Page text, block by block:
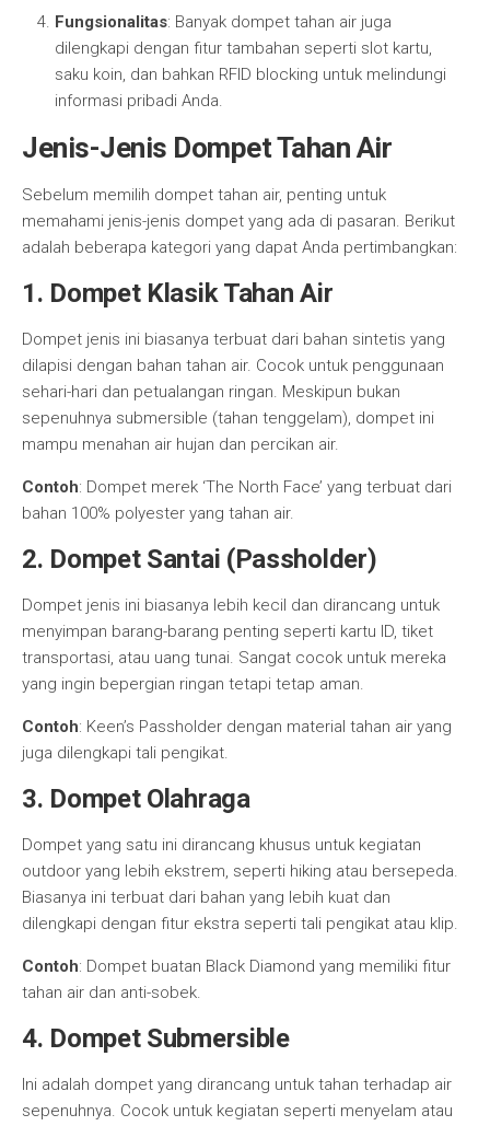
Fungsionalitas: Banyak dompet tahan air juga
dilengkapi dengan fitur tambahan seperti slot kartu,
saku koin, dan bahkan RFID blocking untuk melindungi
informasi pribadi Anda.
Jenis-Jenis Dompet Tahan Air
Sebelum memilih dompet tahan air, penting untuk
memahami jenis-jenis dompet yang ada di pasaran. Berikut
adalah beberapa kategori yang dapat Anda pertimbangkan:
1. Dompet Klasik Tahan Air
Dompet jenis ini biasanya terbuat dari bahan sintetis yang
dilapisi dengan bahan tahan air. Cocok untuk penggunaan
sehari-hari dan petualangan ringan. Meskipun bukan
sepenuhnya submersible (tahan tenggelam), dompet ini
mampu menahan air hujan dan percikan air.
Contoh: Dompet merek ‘The North Face’ yang terbuat dari
bahan 100% polyester yang tahan air.
2. Dompet Santai (Passholder)
Dompet jenis ini biasanya lebih kecil dan dirancang untuk
menyimpan barang-barang penting seperti kartu ID, tiket
transportasi, atau uang tunai. Sangat cocok untuk mereka
yang ingin bepergian ringan tetapi tetap aman.
Contoh: Keen’s Passholder dengan material tahan air yang
juga dilengkapi tali pengikat.
3. Dompet Olahraga
Dompet yang satu ini dirancang khusus untuk kegiatan
outdoor yang lebih ekstrem, seperti hiking atau bersepeda.
Biasanya ini terbuat dari bahan yang lebih kuat dan
dilengkapi dengan fitur ekstra seperti tali pengikat atau klip.
Contoh: Dompet buatan Black Diamond yang memiliki fitur
tahan air dan anti-sobek.
4. Dompet Submersible
Ini adalah dompet yang dirancang untuk tahan terhadap air
sepenuhnya. Cocok untuk kegiatan seperti menyelam atau